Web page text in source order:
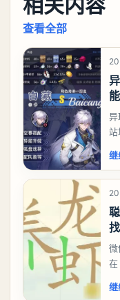
查看全部
异
站
有
考
继
微
在
大
继